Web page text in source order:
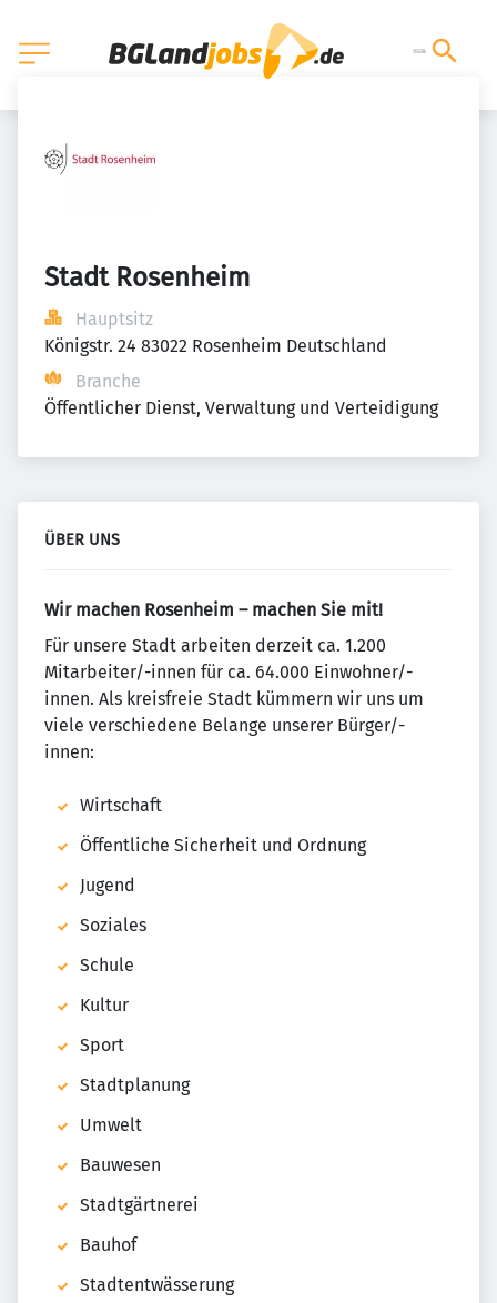
Stadt Rosenheim
Hauptsitz
Königstr. 24 83022 Rosenheim Deutschland
Branche
Öffentlicher Dienst, Verwaltung und Verteidigung
ÜBER UNS
Wir machen Rosenheim – machen Sie mit!
Für unsere Stadt arbeiten derzeit ca. 1.200
Mitarbeiter/-innen für ca. 64.000 Einwohner/-
innen. Als kreisfreie Stadt kümmern wir uns um
viele verschiedene Belange unserer Bürger/-
innen:
Wirtschaft
Öffentliche Sicherheit und Ordnung
Jugend
Soziales
Schule
Kultur
Sport
Stadtplanung
Umwelt
Bauwesen
Stadtgärtnerei
Bauhof
Stadtentwässerung